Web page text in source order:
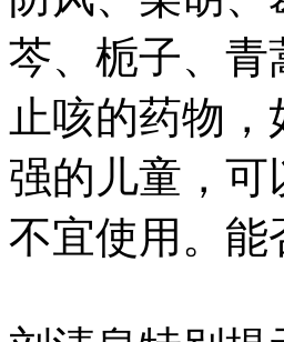
芩、栀子、青
止咳的药物
强的儿童，
不宜使用。能